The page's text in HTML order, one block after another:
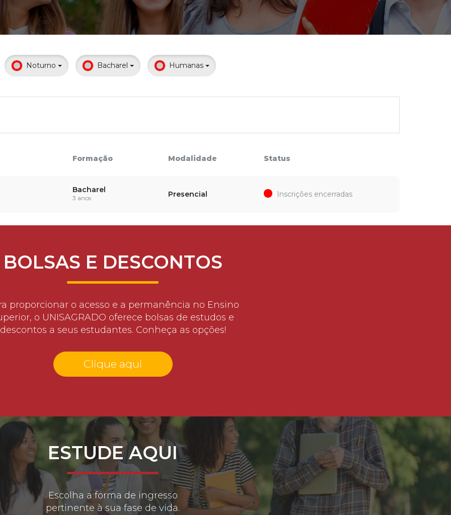
Calendário acadêmico
Internacionalização
Noturno Bacharel Humanas
Formação Modalidade Status
Bacharel
3 anos Presencial Inscrições encerradas
BOLSAS E DESCONTOS
proporcionar o acesso e a permanência no Ensino
o UNISAGRADO oferece bolsas de estudos e
descontos a seus estudantes. Conheça as opções!
Clique aqui
ESTUDE AQUI
Escolha a forma de ingresso
pertinente à sua fase de vida.